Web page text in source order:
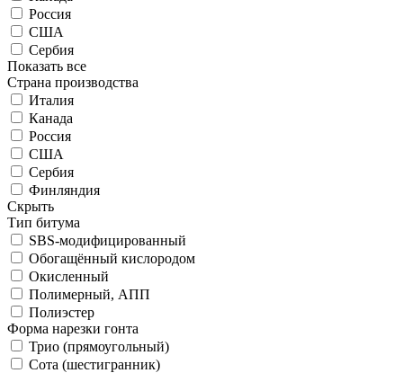
Россия
США
Сербия
Показать все
Страна производства
Италия
Канада
Россия
США
Сербия
Финляндия
Скрыть
Тип битума
SBS-модифицированный
Обогащённый кислородом
Окисленный
Полимерный, АПП
Полиэстер
Форма нарезки гонта
Трио (прямоугольный)
Сота (шестигранник)